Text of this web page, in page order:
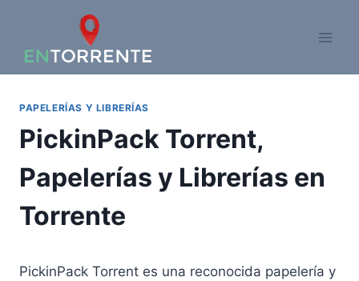
contenido
PAPELERÍAS Y LIBRERÍAS
PickinPack Torrent,
Papelerías y Librerías en
Torrente
PickinPack Torrent es una reconocida papelería y